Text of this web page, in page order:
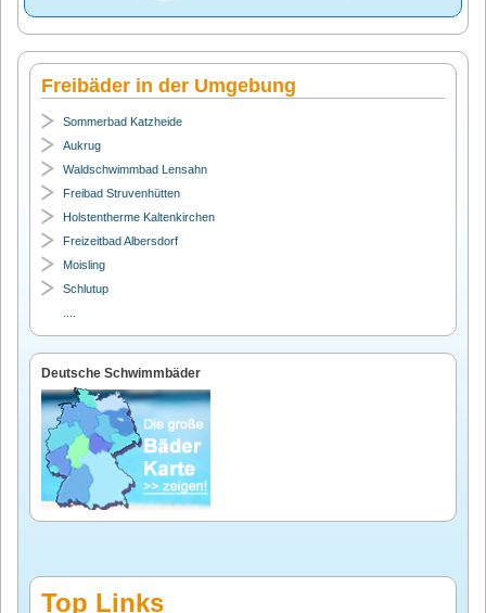
Freibäder in der Umgebung
Sommerbad Katzheide
Aukrug
Waldschwimmbad Lensahn
Freibad Struvenhütten
Holstentherme Kaltenkirchen
Freizeitbad Albersdorf
Moisling
Schlutup
Deutsche Schwimmbäder
Top Links